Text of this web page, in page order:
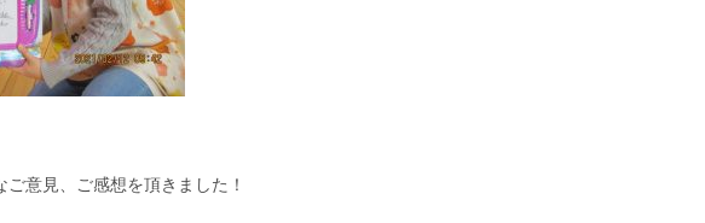
意見、ご感想を頂きました！